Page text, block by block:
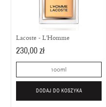
Lacoste - L'Homme
230,00 zł
100ml
DODAJ DO KOSZYKA